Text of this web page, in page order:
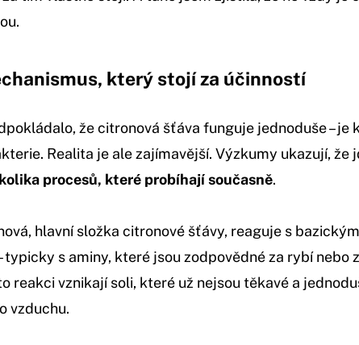
který stojí za účinností
že citronová šťáva funguje jednoduše – je
Realita je ale zajímavější. Výzkumy ukazují, že
procesů, které probíhají současně.
hlavní složka citronové šťávy, reaguje s
typicky s aminy, které jsou zodpovědné za rybí nebo
reakci vznikají soli, které už nejsou těkavé a
vzduchu.